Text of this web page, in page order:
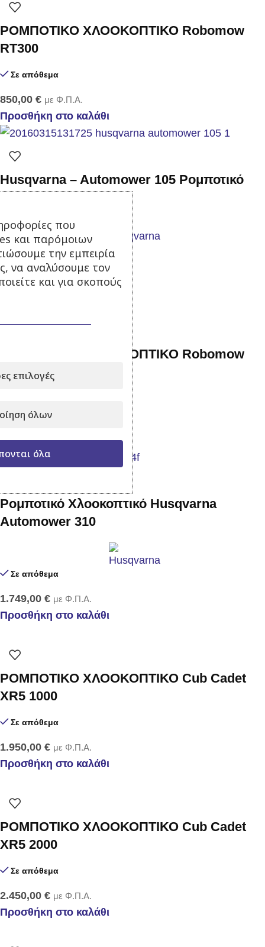
ΡΟΜΠΟΤΙΚΟ ΧΛΟΟΚΟΠΤΙΚΟ Robomow
RT300
Σε απόθεμα
850,00 € με Φ.Π.Α.
Προσθήκη στο καλάθι
Husqvarna – Automower 105 Ρομποτικό
Σε απόθεμα
999,00€ με Φ.Π.Α.
Προσθήκη στο καλάθι
ΡΟΜΠΟΤΙΚΟ ΧΛΟΟΚΟΠΤΙΚΟ Robomow
RT700
1.050,00
Προσθήκη στο καλάθι
Ρομποτικό Χλοοκοπτικό Husqvarna
Automower 310
Σε απόθεμα
1.749,00 € με Φ.Π.Α.
Προσθήκη στο καλάθι
ΡΟΜΠΟΤΙΚΟ ΧΛΟΟΚΟΠΤΙΚΟ Cub Cadet
XR5 1000
Σε απόθεμα
1.950,00 € με Φ.Π.Α.
Προσθήκη στο καλάθι
ΡΟΜΠΟΤΙΚΟ ΧΛΟΟΚΟΠΤΙΚΟ Cub Cadet
XR5 2000
Σε απόθεμα
2.450,00 € με Φ.Π.Α.
Προσθήκη στο καλάθι
που
και παρόμοιων
την εμπειρία
να αναλύσουμε τον
και για σκοπούς
επιλογές
όλων
όλα